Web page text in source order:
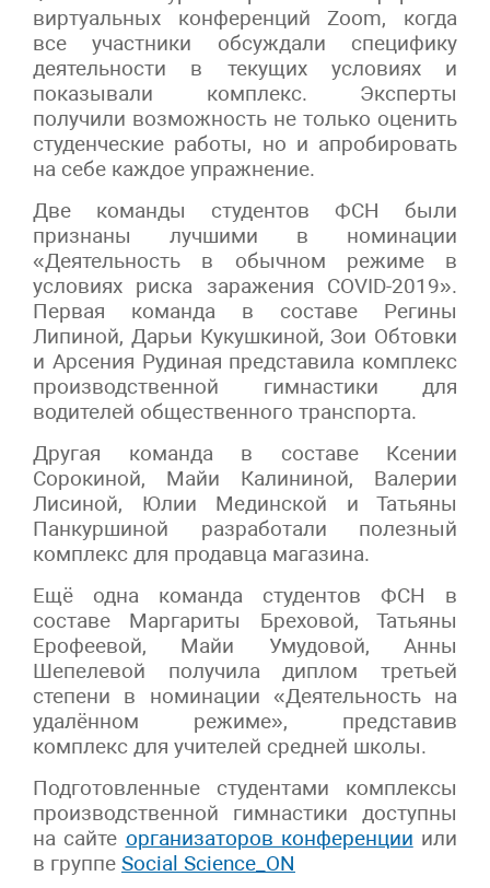
виртуальных конференций Zoom, когда
все участники обсуждали специфику
деятельности в текущих условиях и
показывали комплекс. Эксперты
получили возможность не только оценить
студенческие работы, но и апробировать
на себе каждое упражнение.
Две команды студентов ФСН были
признаны лучшими в номинации
«Деятельность в обычном режиме в
условиях риска заражения COVID-2019».
Первая команда в составе Регины
Липиной, Дарьи Кукушкиной, Зои Обтовки
и Арсения Рудиная представила комплекс
производственной гимнастики для
водителей общественного транспорта.
Другая команда в составе Ксении
Сорокиной, Майи Калининой, Валерии
Лисиной, Юлии Мединской и Татьяны
Панкуршиной разработали полезный
комплекс для продавца магазина.
Ещё одна команда студентов ФСН в
составе Маргариты Бреховой, Татьяны
Ерофеевой, Майи Умудовой, Анны
Шепелевой получила диплом третьей
степени в номинации «Деятельность на
удалённом режиме», представив
комплекс для учителей средней школы.
Подготовленные студентами комплексы
производственной гимнастики доступны
на сайте организаторов конференции или
в группе Social Science_ON